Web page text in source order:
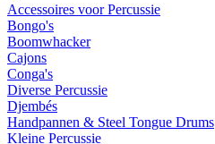
Accessoires voor Percussie
Bongo's
Boomwhacker
Cajons
Conga's
Diverse Percussie
Djembés
Handpannen & Steel Tongue Drums
Kleine Percussie